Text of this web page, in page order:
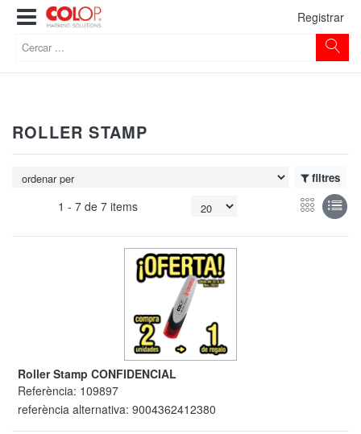
Registrar
ROLLER STAMP
filtres
1 -7de7 items
Roller Stamp CONFIDENCIAL
Referència: 109897
referència alternativa: 9004362412380